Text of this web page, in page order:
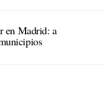
en Madrid: a